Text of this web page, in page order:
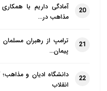
20
آمادگی داریم با
مذاهب در…
21
ترامپ از رهبران
پیمان…
22
دانشگاه ادیان و
انقلاب